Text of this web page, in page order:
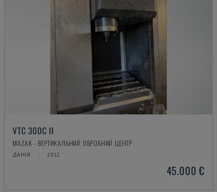
VTC 300C II
MAZAK - ВЕРТИКАЛЬНИЙ ОБРОБНИЙ ЦЕНТР
ДАНІЯ 2012
45.000 €